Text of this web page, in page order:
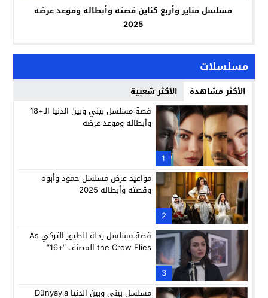
مسلسل مناير وأربع كناين قصته وأبطاله وموعد عرضه
2025
مسلسلات
الأكثر مشاهدة الأكثر شعبية
1
قصة مسلسل بيني وبين الدنيا الـ+18
وأبطاله وموعد عرضه
2
مواعيد عرض مسلسل حمود وأبوه
وقصته وأبطاله 2025
3
قصة مسلسل رحلة الطيور التركي As
the Crow Flies المصنف “+16”
مسلسل بيني وبين الدنيا Dünyayla